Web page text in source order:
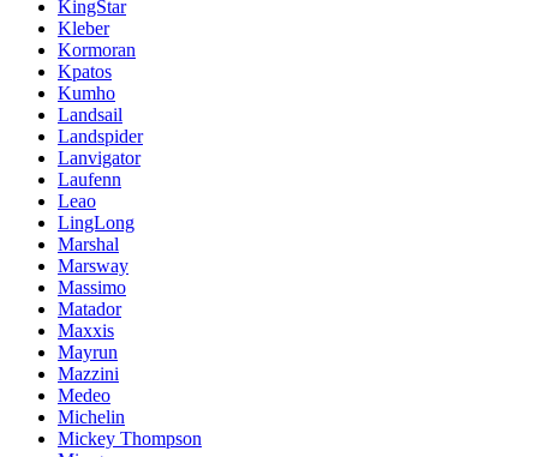
KingStar
Kleber
Kormoran
Kpatos
Kumho
Landsail
Landspider
Lanvigator
Laufenn
Leao
LingLong
Marshal
Marsway
Massimo
Matador
Maxxis
Mayrun
Mazzini
Medeo
Michelin
Mickey Thompson